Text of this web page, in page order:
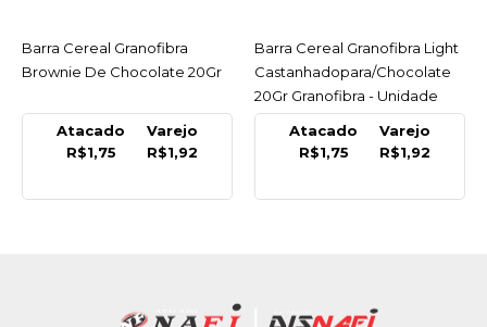
ACESSAR
Barra Cereal Granofibra
Brownie De Chocolate 20Gr
Atacado
R$1,75
Varejo
R$1,92
ACESSAR
Barra Cereal Granofibra Light
Castanhadopara/Chocolate
20Gr Granofibra - Unidade
Atacado
R$1,75
Varejo
R$1,92